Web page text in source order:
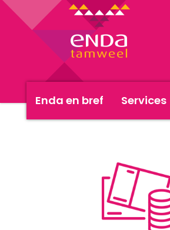
Enda en bref Services